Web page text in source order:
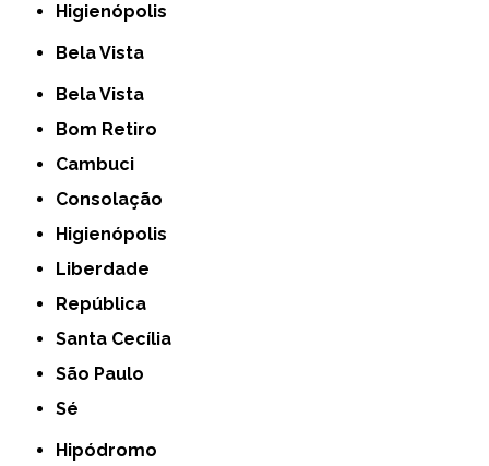
Higienópolis
Bela Vista
Bela Vista
Bom Retiro
Cambuci
Consolação
Higienópolis
Liberdade
República
Santa Cecília
São Paulo
Sé
Hipódromo